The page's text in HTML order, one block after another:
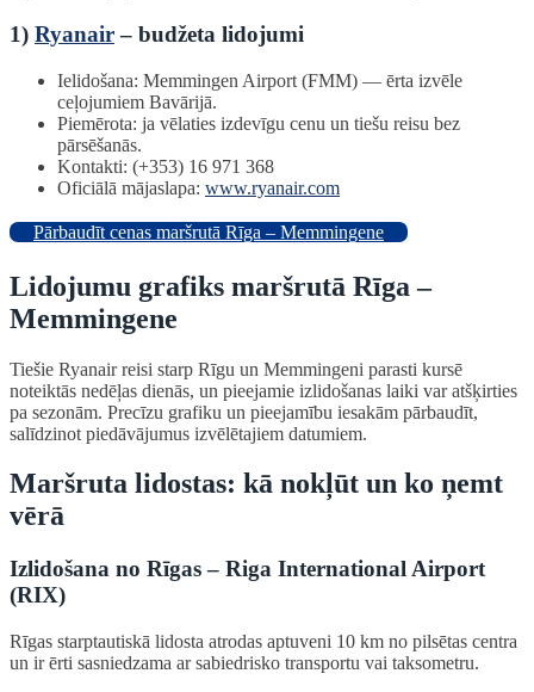
1) Ryanair– budžeta lidojumi
Ielidošana: Memmingen Airport (FMM) — ērta izvēle
ceļojumiem Bavārijā.
Piemērota: ja vēlaties izdevīgu cenu un tiešu reisu bez
pārsēšanās.
Kontakti: (+353) 16 971 368
Oficiālā mājaslapa: www.ryanair.com
Pārbaudīt cenas maršrutā Rīga – Memmingene
Lidojumu grafiks maršrutā Rīga –
Memmingene
Tiešie Ryanair reisi starp Rīgu un Memmingeni parasti kursē
noteiktās nedēļas dienās, un pieejamie izlidošanas laiki var atšķirties
pa sezonām. Precīzu grafiku un pieejamību iesakām pārbaudīt,
salīdzinot piedāvājumus izvēlētajiem datumiem.
Maršruta lidostas: kā nokļūt un ko ņemt
vērā
Izlidošana no Rīgas – Riga International Airport
(RIX)
Rīgas starptautiskā lidosta atrodas aptuveni 10 km no pilsētas centra
un ir ērti sasniedzama ar sabiedrisko transportu vai taksometru.